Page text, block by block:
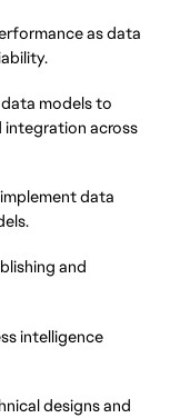
as data
models to
integration across
data
and
intelligence
designs and